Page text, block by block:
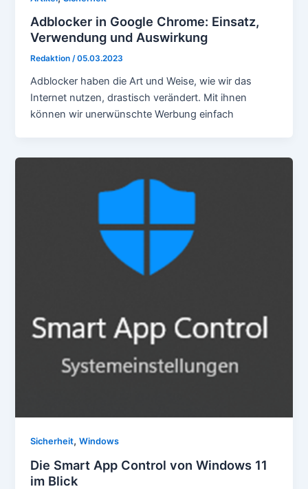
Adblocker in Google Chrome: Einsatz,
Verwendung und Auswirkung
Redaktion/05.03.2023
Adblocker haben die Art und Weise, wie wir das
Internet nutzen, drastisch verändert. Mit ihnen
können wir unerwünschte Werbung einfach
Sicherheit,Windows
Die Smart App Control von Windows 11
im Blick